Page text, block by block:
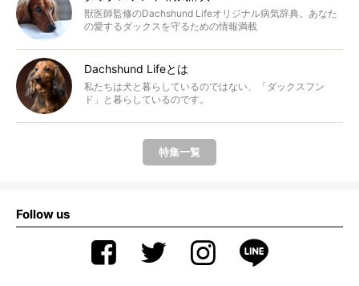
獣医師監修のDachshund Lifeオリジナル病気辞典。あなた
の愛するダックスを守るための情報満載
Dachshund Lifeとは
私たちは犬と暮らしているのではない、「ダックスフン
ド」と暮らしているのです。
特集一覧
Follow us